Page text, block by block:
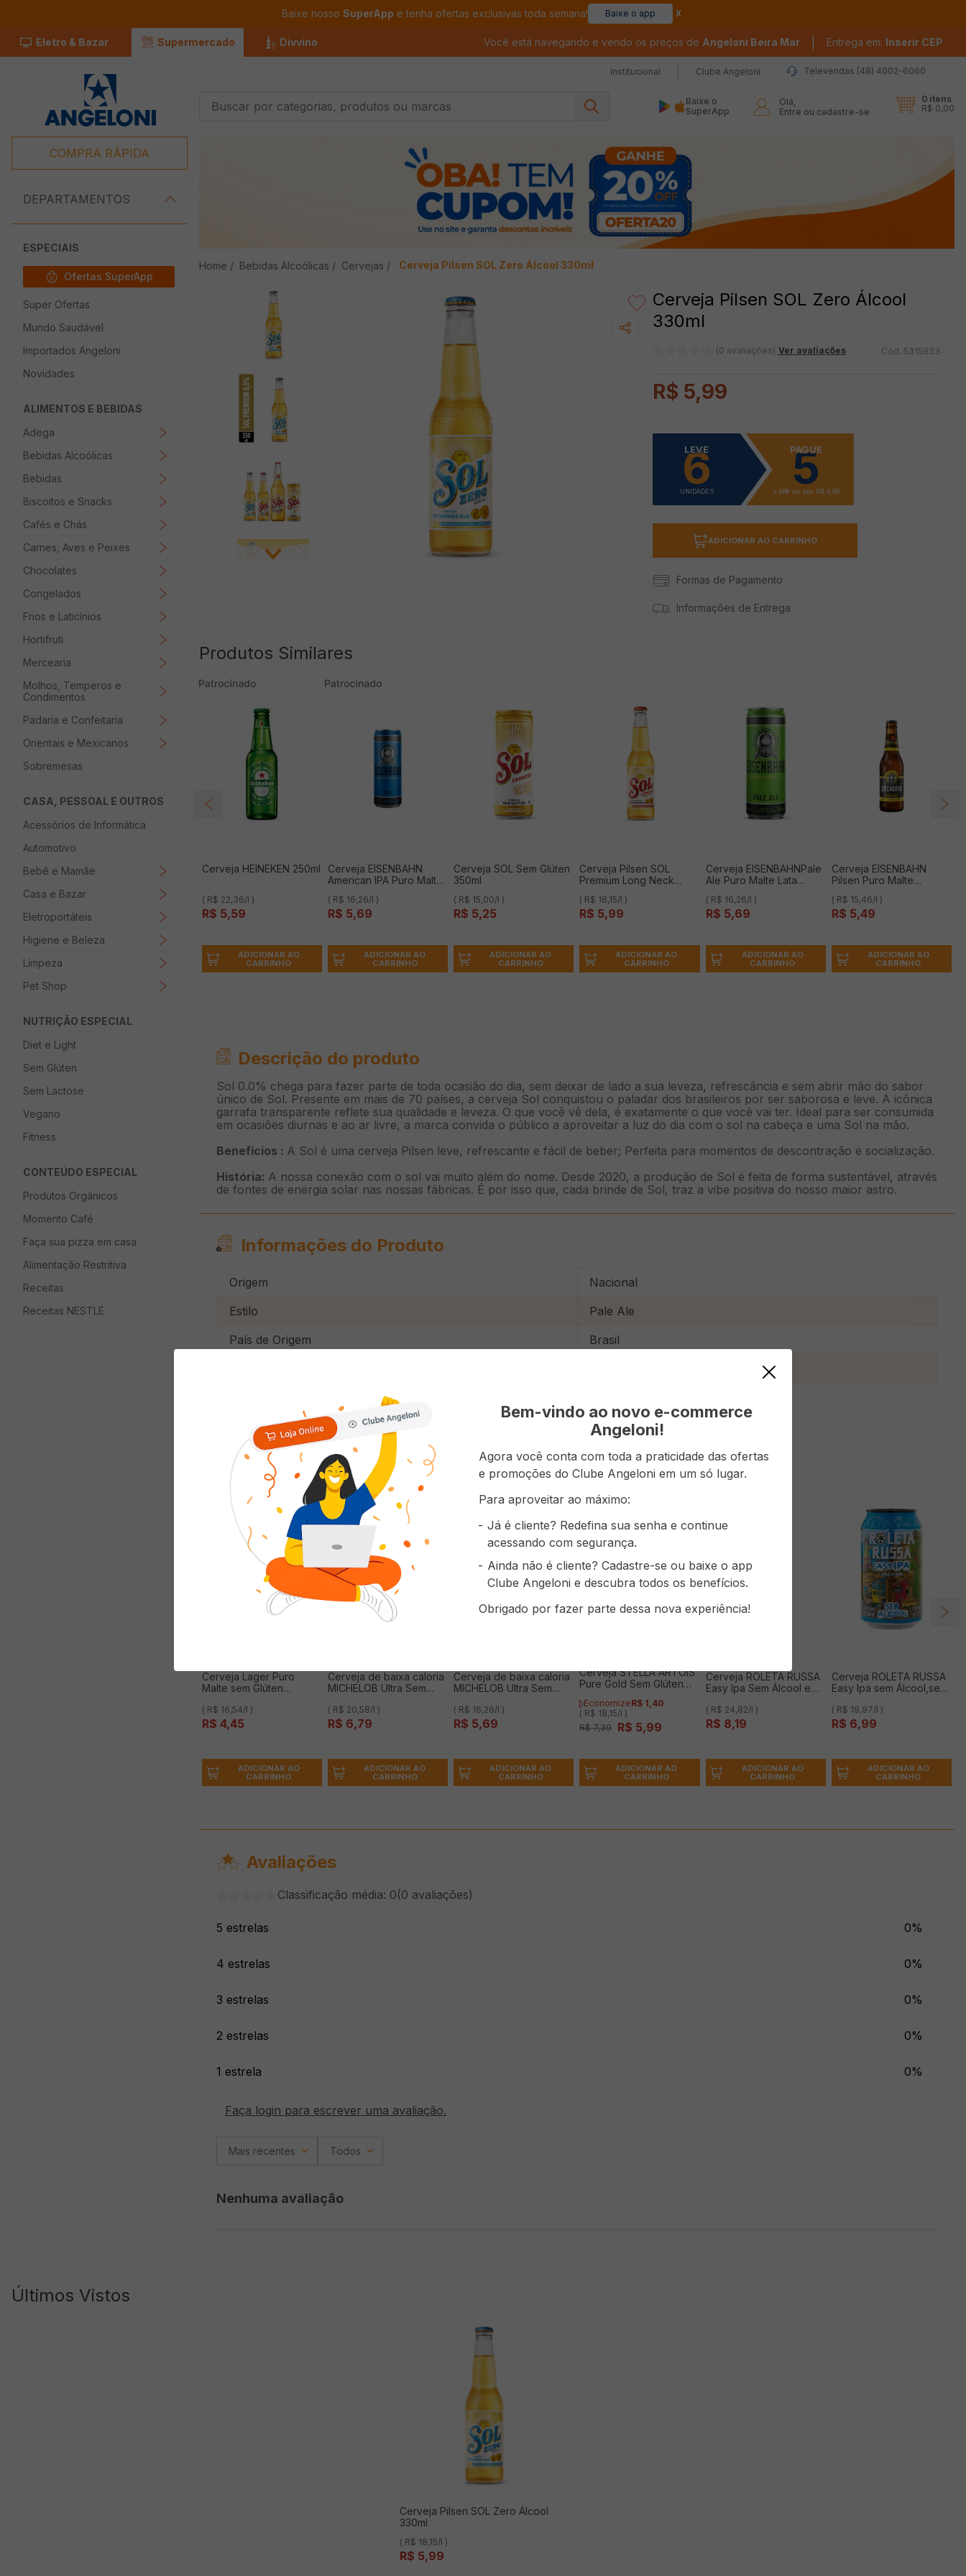
Baixe nosso SuperApp e tenha ofertas exclusivas toda semana! Baixe o app
Eletro & Bazar Supermercado Divvino Você está navegando e vendo os preços de Angeloni Beira Mar Entrega em: Inserir CEP
Institucional Clube Angeloni Televendas (48) 4002-6060
5º Queijo
Papel Higienico
Macarrão
Ovo
Baixe o
SuperApp
Olá,
Entre ou cadastre-se
0 itens
R$ 0,00
COMPRA RÁPIDA
DEPARTAMENTOS
ESPECIAIS
Ofertas SuperApp
Super Ofertas
Mundo Saudável
Importados Angeloni
Novidades
ALIMENTOS E BEBIDAS
Adega
Bebidas Alcoólicas
Bebidas
Biscoitos e Snacks
Cafés e Chás
Carnes, Aves e Peixes
Chocolates
Congelados
Frios e Laticínios
Hortifruti
Mercearia
Molhos, Temperos e
Condimentos
Padaria e Confeitaria
Orientais e Mexicanos
Sobremesas
CASA, PESSOAL E OUTROS
Acessórios de Informática
Automotivo
Bebê e Mamãe
Casa e Bazar
Eletroportáteis
Higiene e Beleza
Limpeza
Pet Shop
NUTRIÇÃO ESPECIAL
Diet e Light
Sem Glúten
Sem Lactose
Vegano
Fitness
CONTEÚDO ESPECIAL
Produtos Orgânicos
Momento Café
Faça sua pizza em casa
Alimentação Restritiva
Receitas
Receitas NESTLÉ
Bebidas Alcoólicas Cervejas Cerveja Pilsen SOL Zero Álcool 330ml
Cerveja Pilsen SOL Zero Álcool
330ml
(0 avaliações) Ver avaliações 5315933
R$ 5,99
LEVE
6
UNIDADES
PAGUE
5
a UN sai por R$ 4,99
ADICIONAR AO CARRINHO
Formas de Pagamento
Informações de Entrega
Produtos Similares
Cerveja HEINEKEN 250ml
( R$ 22,36/l )
R$ 5,59
ADICIONAR AO
CARRINHO
Cerveja EISENBAHN
American IPA Puro Malte
( R$ 16,26/l )
R$ 5,69
ADICIONAR AO
CARRINHO
Cerveja SOL Sem Glúten
350ml
( R$ 15,00/l )
R$ 5,25
ADICIONAR AO
CARRINHO
Cerveja Pilsen SOL
Premium Long Neck
( R$ 18,15/l )
R$ 5,99
ADICIONAR AO
CARRINHO
Cerveja EISENBAHNPale
Ale Puro Malte Lata
( R$ 16,26/l )
R$ 5,69
ADICIONAR AO
CARRINHO
Cerveja EISENBAHN
Pilsen Puro Malte
( R$ 15,46/l )
R$ 5,49
ADICIONAR AO
CARRINHO
Descrição do produto
Sol 0.0% chega para fazer parte de toda ocasião do dia, sem deixar de lado a sua leveza, refrescância e sem abrir mão do sabor
único de Sol. Presente em mais de 70 países, a cerveja Sol conquistou o paladar dos brasileiros por ser saborosa e leve. A icônica
garrafa transparente reflete sua qualidade e leveza. O que você vê dela, é exatamente o que você vai ter. Ideal para ser consumida
em ocasiões diurnas e ao ar livre, a marca convida o público a aproveitar a luz do dia com o sol na cabeça e uma Sol na mão.
Benefícios : A Sol é uma cerveja Pilsen leve, refrescante e fácil de beber; Perfeita para momentos de descontração e socialização.
História: A nossa conexão com o sol vai muito além do nome. Desde 2020, a produção de Sol é feita de forma sustentável, através
de fontes de energia solar nas nossas fábricas. É por isso que, cada brinde de Sol, traz a vibe positiva do nosso maior astro.
Informações do Produto
Origem
Nacional
Estilo
Pale Ale
País de Origem
Brasil
Quem viu comprou também
Cerveja Lager Puro
Malte sem Glúten
( R$ 16,54/l )
R$ 4,45
ADICIONAR AO
CARRINHO
Cerveja de baixa caloria
MICHELOB Ultra Sem
( R$ 20,58/l )
R$ 6,79
ADICIONAR AO
CARRINHO
Cerveja de baixa caloria
MICHELOB Ultra Sem
( R$ 16,26/l )
R$ 5,69
ADICIONAR AO
CARRINHO
Cerveja STELLA ARTOIS
Pure Gold Sem Glúten
EconomizeR$ 1,40
( R$ 18,15/l )
R$ 7,39 R$ 5,99
ADICIONAR AO
CARRINHO
Cerveja ROLETA RUSSA
Easy Ipa Sem Álcool e
( R$ 24,82/l )
R$ 8,19
ADICIONAR AO
CARRINHO
Cerveja ROLETA RUSSA
Easy Ipa sem Álcool,sem
( R$ 19,97/l )
R$ 6,99
ADICIONAR AO
CARRINHO
Avaliações
Classificação média: 0(0 avaliações)
5 estrelas 0%
4 estrelas 0%
3 estrelas 0%
2 estrelas 0%
1 estrela 0%
Faça login para escrever uma avaliação.
Mais recentes Todos
Nenhuma avaliação
Últimos Vistos
Cerveja Pilsen SOL Zero Álcool
330ml
( R$ 18,15/l )
R$ 5,99
Bem-vindo ao novo e-commerce
Angeloni!
Agora você conta com toda a praticidade das ofertas
e promoções do Clube Angeloni em um só lugar.
Para aproveitar ao máximo:
Já é cliente? Redefina sua senha e continue
acessando com segurança.
Ainda não é cliente? Cadastre-se ou baixe o app
Clube Angeloni e descubra todos os benefícios.
Obrigado por fazer parte dessa nova experiência!